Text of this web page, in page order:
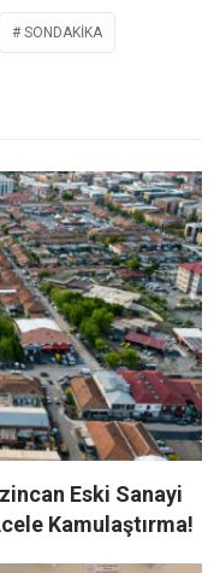
SONDAKIKA
Eski Sanayi
Kamulaştırma!